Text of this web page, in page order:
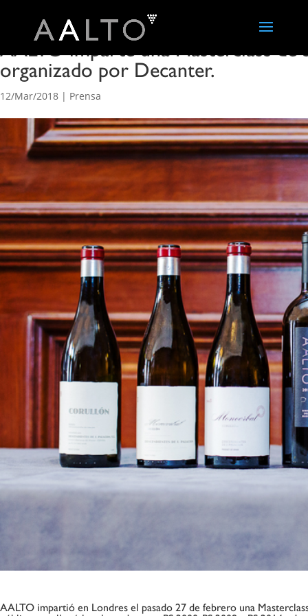
AALTO imparte una Masterclass de
organizado por Decanter.
12/Mar/2018 | Prensa
AALTO impartió en Londres el pasado 27 de febrero una